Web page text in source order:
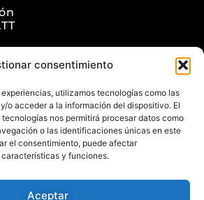
consentimiento
utilizamos tecnologías como las
o acceder a la información del dispositivo. El
nos permitirá procesar datos como
o las identificaciones únicas en este
el consentimiento, puede afectar
y funciones.
Aceptar